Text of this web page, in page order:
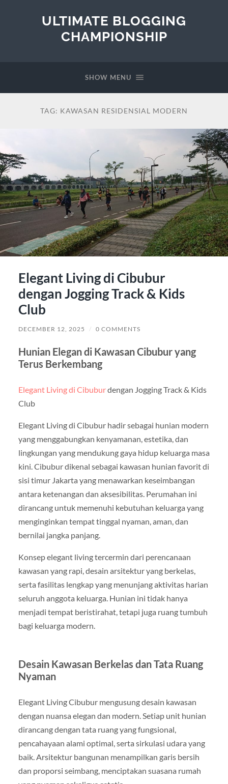
ULTIMATE BLOGGING
CHAMPIONSHIP
SHOW MENU
TAG: KAWASAN RESIDENSIAL MODERN
Elegant Living di Cibubur
dengan Jogging Track & Kids
Club
DECEMBER 12, 2025 / 0 COMMENTS
Hunian Elegan di Kawasan Cibubur yang
Terus Berkembang
Elegant Living di Cibuburdengan Jogging Track & Kids
Club
Elegant Living di Cibubur hadir sebagai hunian modern
yang menggabungkan kenyamanan, estetika, dan
lingkungan yang mendukung gaya hidup keluarga masa
kini. Cibubur dikenal sebagai kawasan hunian favorit di
sisi timur Jakarta yang menawarkan keseimbangan
antara ketenangan dan aksesibilitas. Perumahan ini
dirancang untuk memenuhi kebutuhan keluarga yang
menginginkan tempat tinggal nyaman, aman, dan
bernilai jangka panjang.
Konsep elegant living tercermin dari perencanaan
kawasan yang rapi, desain arsitektur yang berkelas,
serta fasilitas lengkap yang menunjang aktivitas harian
seluruh anggota keluarga. Hunian ini tidak hanya
menjadi tempat beristirahat, tetapi juga ruang tumbuh
bagi keluarga modern.
Desain Kawasan Berkelas dan Tata Ruang
Nyaman
Elegant Living Cibubur mengusung desain kawasan
dengan nuansa elegan dan modern. Setiap unit hunian
dirancang dengan tata ruang yang fungsional,
pencahayaan alami optimal, serta sirkulasi udara yang
baik. Arsitektur bangunan menampilkan garis bersih
dan proporsi seimbang, menciptakan suasana rumah